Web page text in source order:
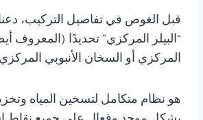
قبل الغوص في تفاصيل التركيب،
“البيلر المركزي” تحديدًا (المعروف
المركزي أو السخان الأنبوبي
هو نظام متكامل لتسخين المياه